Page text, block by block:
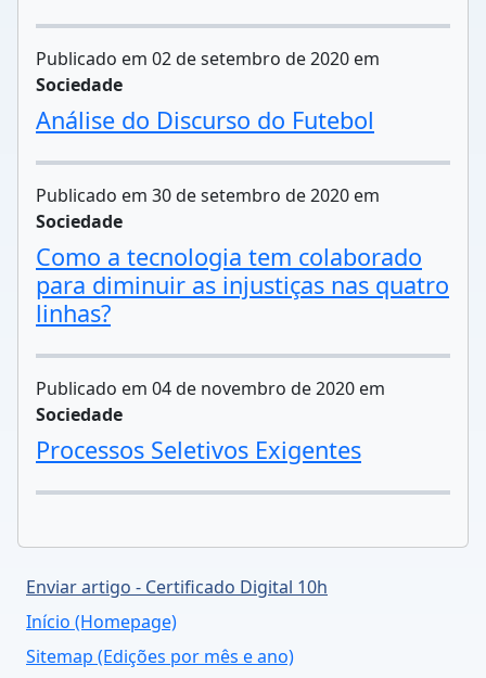
Publicado em 02 de setembro de 2020 em
Sociedade
Análise do Discurso do Futebol
Publicado em 30 de setembro de 2020 em
Sociedade
Como a tecnologia tem colaborado
para diminuir as injustiças nas quatro
linhas?
Publicado em 04 de novembro de 2020 em
Sociedade
Processos Seletivos Exigentes
Enviar artigo - Certificado Digital 10h
Início (Homepage)
Sitemap (Edições por mês e ano)